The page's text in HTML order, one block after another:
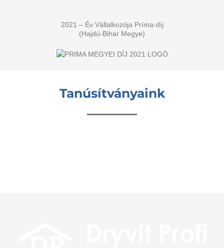
2021 – Év Vállalkozója Príma-díj
(Hajdú-Bihar Megye)
Tanúsítványaink